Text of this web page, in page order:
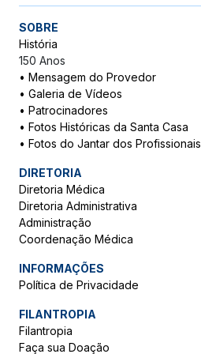
SOBRE
História
150 Anos
• Mensagem do Provedor
• Galeria de Vídeos
• Patrocinadores
• Fotos Históricas da Santa Casa
• Fotos do Jantar dos Profissionais
DIRETORIA
Diretoria Médica
Diretoria Administrativa
Administração
Coordenação Médica
INFORMAÇÕES
Política de Privacidade
FILANTROPIA
Filantropia
Faça sua Doação